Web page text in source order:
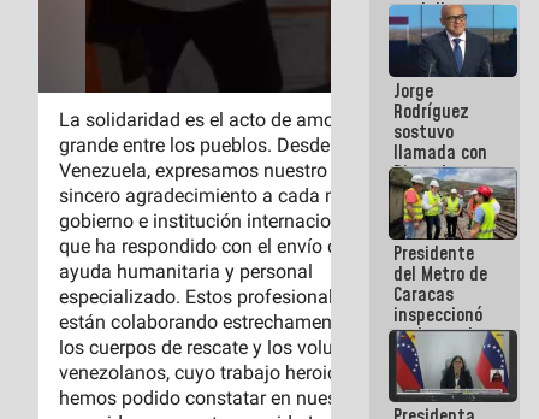
medalla
"Héroe de
Venezuela"
a servidores
públicos
Jorge
Rodríguez
sostuvo
llamada con
Dinorah
Figuera y
acuerdan
primer
encuentro
presencial
para el
diálogo
Presidente
del Metro de
Caracas
inspeccionó
trabajos de
rehabilitación
y
modernización